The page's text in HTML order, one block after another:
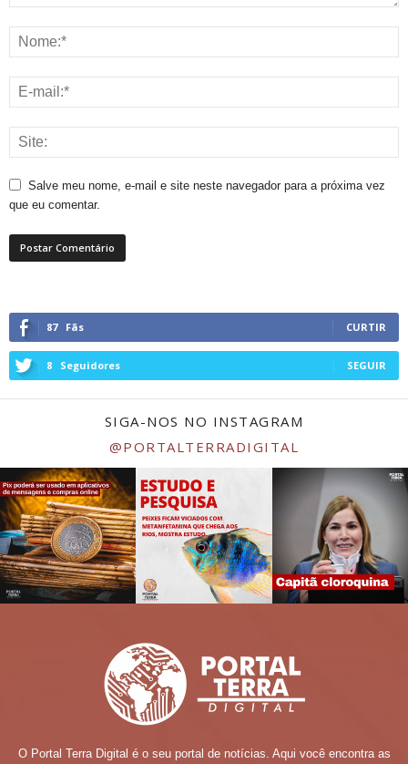
Salve meu nome, e-mail e site neste navegador para a próxima vez
que eu comentar.
87 Fãs CURTIR
8 Seguidores SEGUIR
SIGA-NOS NO INSTAGRAM
@PORTALTERRADIGITAL
O Portal Terra Digital é o seu portal de notícias. Aqui você encontra as